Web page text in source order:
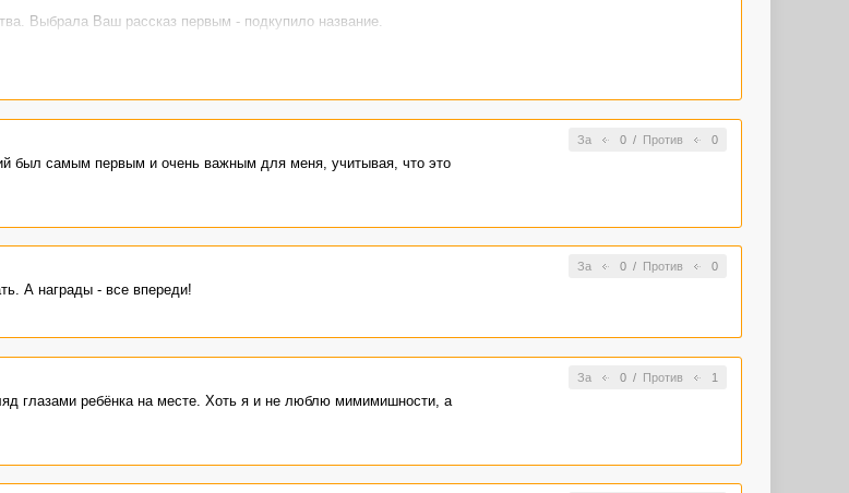
Выбрала Ваш рассказ первым - подкупило название.
За 0/ Против 0
был самым первым и очень важным для меня, учитывая, что это
За 0/ Против 0
А награды - все впереди!
За 0/ Против 1
глазами ребёнка на месте. Хоть я и не люблю мимимишности, а